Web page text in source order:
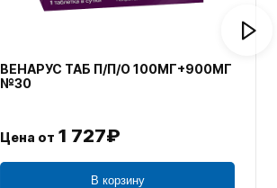
ВЕНАРУС ТАБ П/П/О 100МГ+900МГ
№30
Цена от 1 727₽
В корзину